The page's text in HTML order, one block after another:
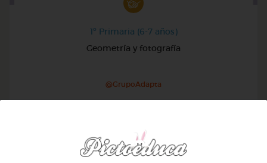
1º Primaria (6-7 años)
Geometría y fotografía
@GrupoAdapta